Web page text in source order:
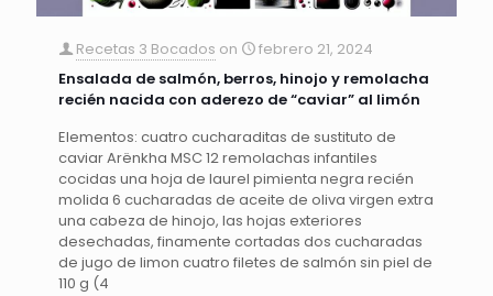
Recetas 3 Bocados on
febrero 21, 2024
Ensalada de salmón, berros, hinojo y remolacha
recién nacida con aderezo de “caviar” al limón
Elementos: cuatro cucharaditas de sustituto de
caviar Arënkha MSC 12 remolachas infantiles
cocidas una hoja de laurel pimienta negra recién
molida 6 cucharadas de aceite de oliva virgen extra
una cabeza de hinojo, las hojas exteriores
desechadas, finamente cortadas dos cucharadas
de jugo de limon cuatro filetes de salmón sin piel de
110 g (4